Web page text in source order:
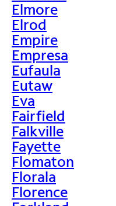
Elmore
Elrod
Empire
Empresa
Eufaula
Eutaw
Eva
Fairfield
Falkville
Fayette
Flomaton
Florala
Florence